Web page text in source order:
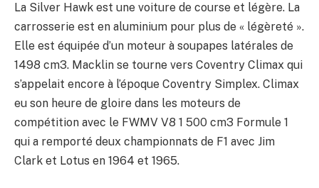
La Silver Hawk est une voiture de course et légère. La
carrosserie est en aluminium pour plus de « légèreté ».
Elle est équipée d’un moteur à soupapes latérales de
1498 cm3. Macklin se tourne vers Coventry Climax qui
s’appelait encore à l’époque Coventry Simplex. Climax
eu son heure de gloire dans les moteurs de
compétition avec le FWMV V8 1 500 cm3 Formule 1
qui a remporté deux championnats de F1 avec Jim
Clark et Lotus en 1964 et 1965.